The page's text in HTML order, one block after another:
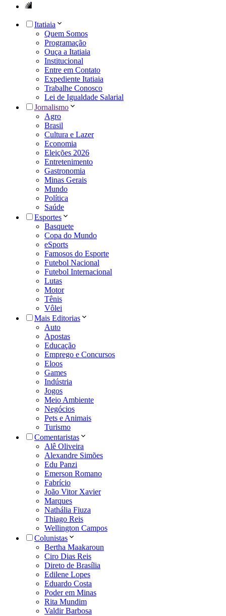
Itatiaia
Quem Somos
Programação
Ouça a Itatiaia
Institucional
Entre em Contato
Expediente Itatiaia
Trabalhe Conosco
Lei de Igualdade Salarial
Jornalismo
Agro
Brasil
Cultura e Lazer
Economia
Eleições 2026
Entretenimento
Gastronomia
Minas Gerais
Mundo
Política
Saúde
Esportes
Basquete
Copa do Mundo
eSports
Famosos do Esporte
Futebol Nacional
Futebol Internacional
Lutas
Motor
Tênis
Vôlei
Mais Editorias
Auto
Apostas
Educação
Emprego e Concursos
Eloos
Games
Indústria
Jogos
Meio Ambiente
Negócios
Pets e Animais
Turismo
Comentaristas
Alê Oliveira
Alexandre Simões
Edu Panzi
Emerson Romano
Fabrício
João Vitor Xavier
Marques
Nathália Fiuza
Thiago Reis
Wellington Campos
Colunistas
Bertha Maakaroun
Ciro Dias Reis
Direto de Brasília
Edilene Lopes
Eduardo Costa
Poder em Minas
Rita Mundim
Valdir Barbosa